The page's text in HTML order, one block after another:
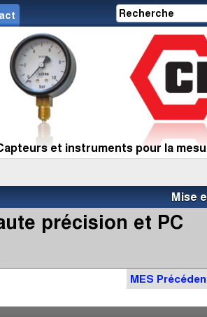
et instruments pour la
Mise
précision et PC
MES